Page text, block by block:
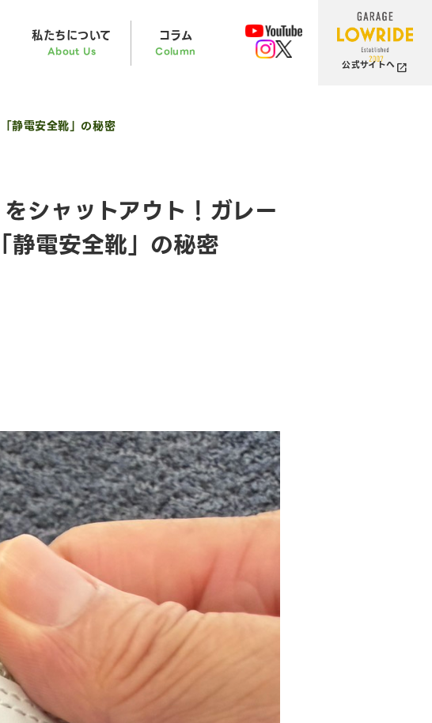
私たちについて
About Us
コラム
Column
公式サイトへ
静電安全靴」の秘密
シャットアウト！ガレー
静電安全靴」の秘密